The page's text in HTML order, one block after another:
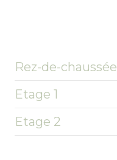
Rez-de-chaussée
entrée
WC
Etage 1
chambre
Etage 2